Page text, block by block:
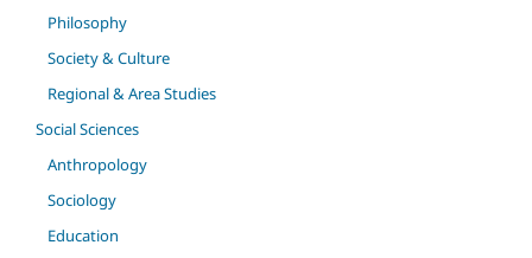
Philosophy
Society & Culture
Regional & Area Studies
Social Sciences
Anthropology
Sociology
Education